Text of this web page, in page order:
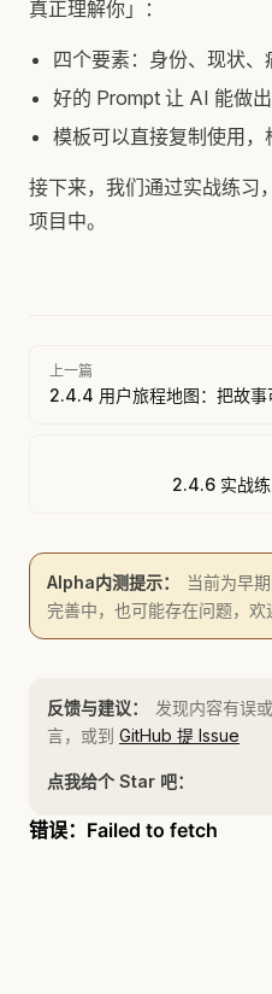
真正理解你」：
四个要素：身份、现状、
好的 Prompt 让 AI 能做
模板可以直接复制使用，
接下来，我们通过实战练习
项目中。
Pager
上一篇
2.4.4 用户旅程地图：把故事
2.4.6 实战
Alpha内测提示：
当前为早
完善中，也可能存在问题，欢
反馈与建议：
发现内容有误
言，或到 GitHub 提 Issue
点我给个 Star 吧：